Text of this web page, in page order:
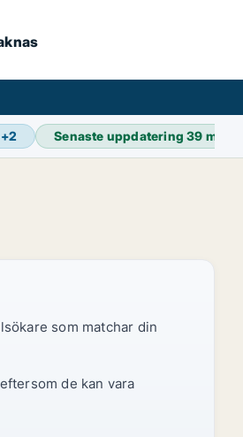
+2 Senaste uppdatering39 min
som matchar din
de kan vara